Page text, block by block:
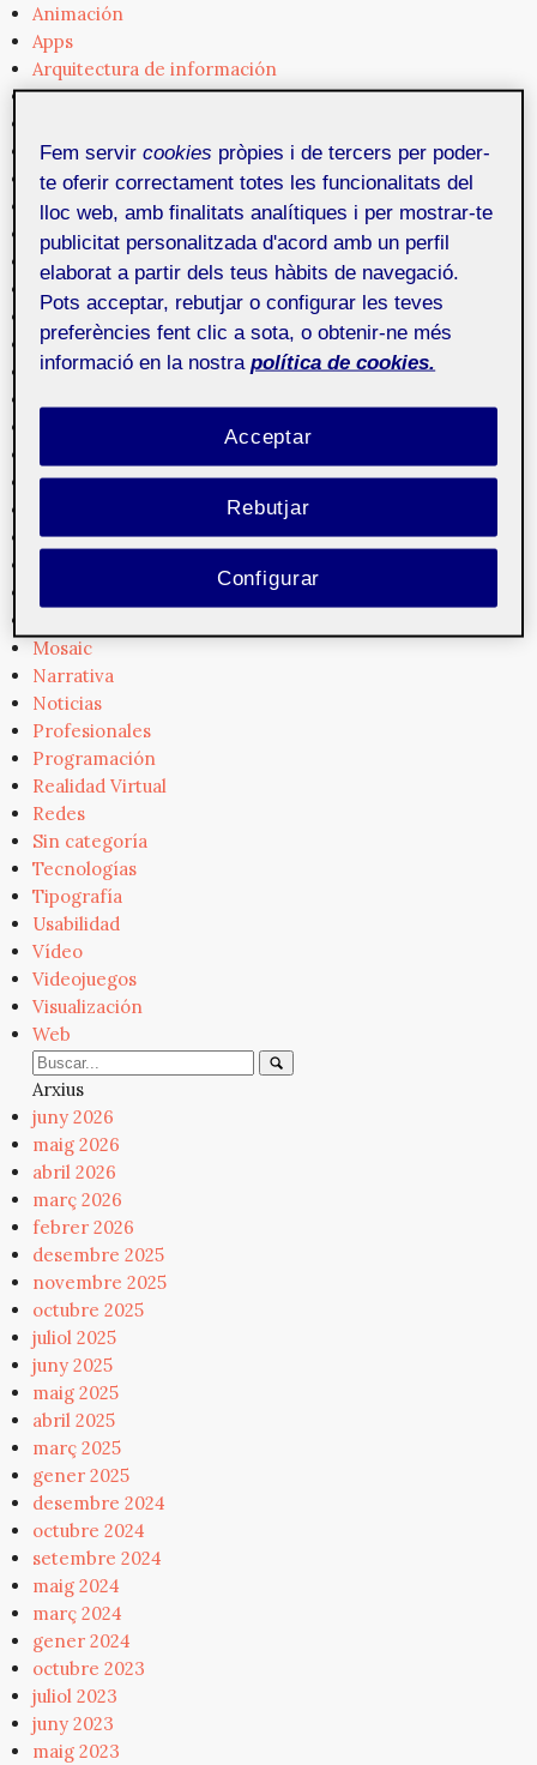
Animación
Apps
Arquitectura de información
Arte
Creación
Cultura
Cultura digital
Diseño
Dispositivos
Empresa
Experiencia de usuario
Formación
Fotografía
Interacción
Interfaces
Mosaic
Narrativa
Noticias
Profesionales
Programación
Realidad Virtual
Redes
Sin categoría
Tecnologías
Tipografía
Usabilidad
Vídeo
Videojuegos
Visualización
Web
Arxius
juny 2026
maig 2026
abril 2026
març 2026
febrer 2026
desembre 2025
novembre 2025
octubre 2025
juliol 2025
juny 2025
maig 2025
abril 2025
març 2025
gener 2025
desembre 2024
octubre 2024
setembre 2024
maig 2024
març 2024
gener 2024
octubre 2023
juliol 2023
juny 2023
maig 2023
Fem servircookies pròpies i de tercers per poder-
te oferir correctament totes les funcionalitats del
lloc web, amb finalitats analítiques i per mostrar-te
publicitat personalitzada d'acord amb un perfil
elaborat a partir dels teus hàbits de navegació.
Pots acceptar, rebutjar o configurar les teves
preferències fent clic a sota, o obtenir-ne més
informació en la nostra política de cookies.
Rebutjar
Acceptar
Configurar